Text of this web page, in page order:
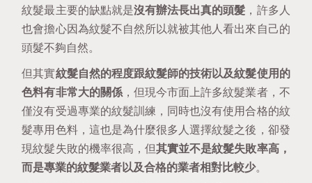
紋髮最主要的缺點就是沒有辦法長出真的頭髮 ，許多人
也會擔心因為紋髮不自然所以就被其他人看出來自己的
頭髮不夠自然。
但其實紋髮自然的程度跟紋髮師的技術以及紋髮使用的
色料有非常大的關係，但現今市面上許多紋髮業者，不
僅沒有受過專業的紋髮訓練，同時也沒有使用合格的紋
髮專用色料，這也是為什麼很多人選擇紋髮之後，卻發
現紋髮失敗的機率很高，但其實並不是紋髮失敗率高，
而是專業的紋髮業者以及合格的業者相對比較少。